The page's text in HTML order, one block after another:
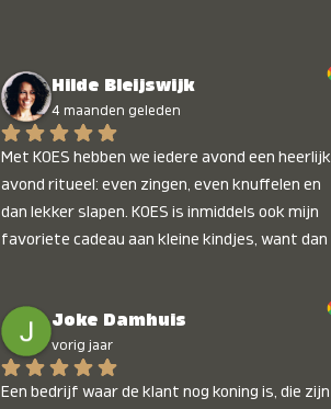
Hilde Bleijswijk
4 maanden geleden
Met KOES hebben we iedere avond een heerlijk
avond ritueel: even zingen, even knuffelen en
dan lekker slapen. KOES is inmiddels ook mijn
favoriete cadeau aan kleine kindjes, want dan
onbetaalbaar :)
Joke Damhuis
vorig jaar
Een bedrijf waar de klant nog koning is, die zijn